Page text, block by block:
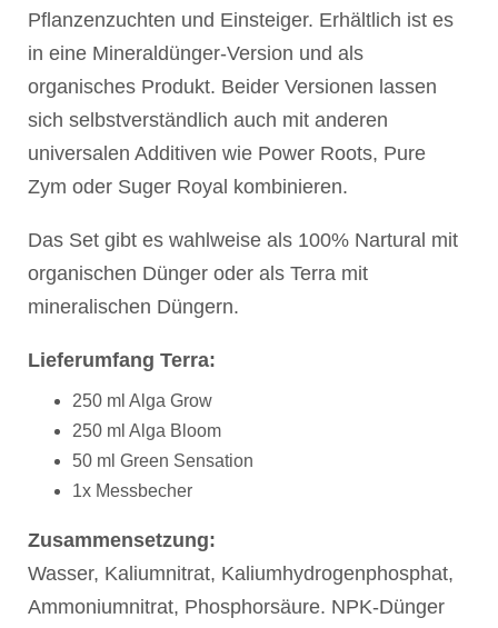
Pflanzenzuchten und Einsteiger. Erhältlich ist es
in eine Mineraldünger-Version und als
organisches Produkt. Beider Versionen lassen
sich selbstverständlich auch mit anderen
universalen Additiven wie Power Roots, Pure
Zym oder Suger Royal kombinieren.
Das Set gibt es wahlweise als 100% Nartural mit
organischen Dünger oder als Terra mit
mineralischen Düngern.
Lieferumfang Terra:
250 ml Alga Grow
250 ml Alga Bloom
50 ml Green Sensation
1x Messbecher
Zusammensetzung:
Wasser, Kaliumnitrat, Kaliumhydrogenphosphat,
Ammoniumnitrat, Phosphorsäure. NPK-Dünger